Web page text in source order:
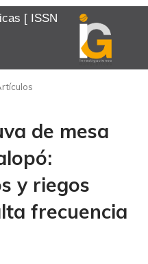
ISSN
de mesa
y riegos
frecuencia